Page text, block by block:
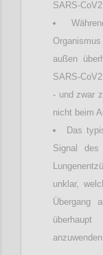
SARS-
außen
SARS-
- und zwar
nicht beim
Das
Signal des
unklar,
Übergang